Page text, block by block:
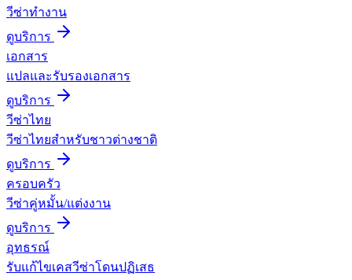
วีซ่าทำงาน
ดูบริการ
เอกสาร
แปลและรับรองเอกสาร
ดูบริการ
วีซ่าไทย
วีซ่าไทยสำหรับชาวต่างชาติ
ดูบริการ
ครอบครัว
วีซ่าคู่หมั้น/แต่งงาน
ดูบริการ
อุทธรณ์
รับแก้ไขเคสวีซ่าโดนปฏิเสธ